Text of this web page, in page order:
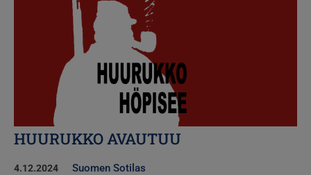
HUURUKKO AVAUTUU
4.12.2024 Suomen Sotilas